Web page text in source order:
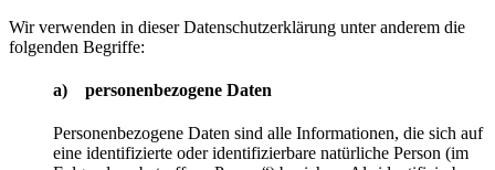
Wir verwenden in dieser Datenschutzerklärung unter anderem die
folgenden Begriffe:
a) personenbezogene Daten
Personenbezogene Daten sind alle Informationen, die sich auf
eine identifizierte oder identifizierbare natürliche Person (im